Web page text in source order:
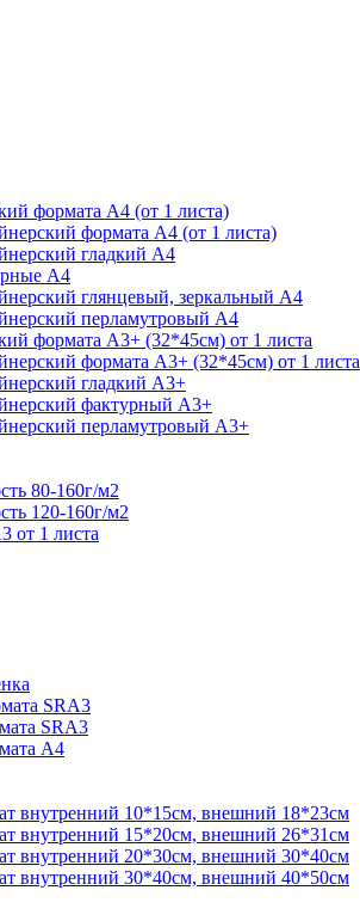
формата А4 (от 1 листа)
формата А4 (от 1 листа)
гладкий А4
А4
глянцевый, зеркальный А4
перламутровый А4
формата А3+ (32*45см) от 1 листа
формата А3+ (32*45см) от 1 листа
гладкий А3+
фактурный А3+
перламутровый А3+
80-160г/м2
120-160г/м2
от 1 листа
SRА3
SRА3
А4
внутренний 10*15см, внешний 18*23см
внутренний 15*20см, внешний 26*31см
внутренний 20*30см, внешний 30*40см
внутренний 30*40см, внешний 40*50см